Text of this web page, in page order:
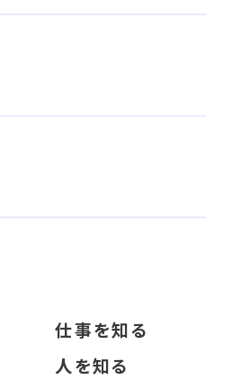
仕事を知る
人を知る